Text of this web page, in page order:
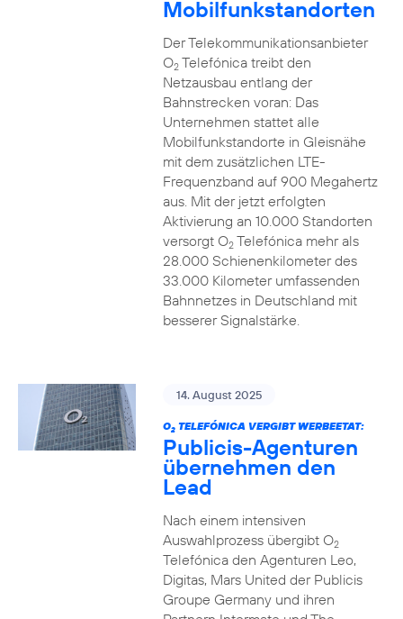
Mobilfunkstandorten
Der Telekommunikationsanbieter
O2Telefónica treibt den
Netzausbau entlang der
Bahnstrecken voran: Das
Unternehmen stattet alle
Mobilfunkstandorte in Gleisnähe
mit dem zusätzlichen LTE-
Frequenzband auf 900 Megahertz
aus. Mit der jetzt erfolgten
Aktivierung an 10.000 Standorten
versorgt O2Telefónica mehr als
28.000 Schienenkilometer des
33.000 Kilometer umfassenden
Bahnnetzes in Deutschland mit
besserer Signalstärke.
14. August 2025
O2TELEFÓNICA VERGIBT WERBEETAT:
Publicis-Agenturen
übernehmen den
Lead
Nach einem intensiven
Auswahlprozess übergibt O2
Telefónica den Agenturen Leo,
Digitas, Mars United der Publicis
Groupe Germany und ihren